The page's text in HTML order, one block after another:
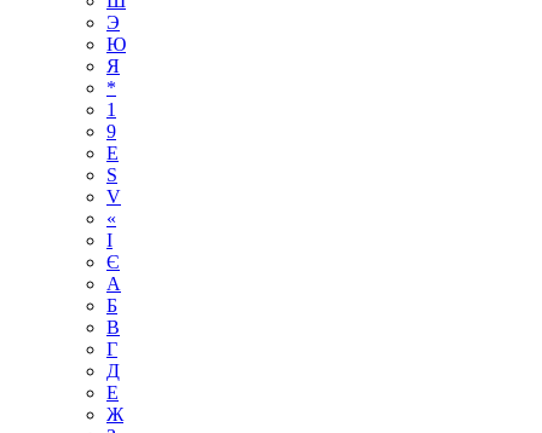
Э
Ю
Я
*
1
9
E
S
V
«
І
Є
А
Б
В
Г
Д
Е
Ж